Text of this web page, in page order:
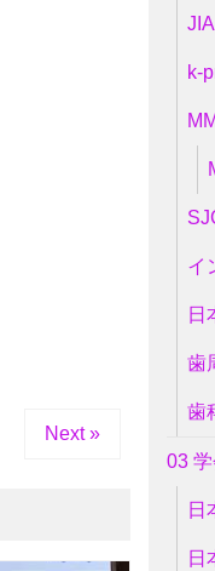
Next »
k-
イ
日
歯
歯
03
日
日